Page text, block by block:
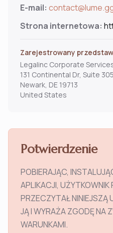
E-mail:
Strona internetowa:
Zarejestrowany
Legalinc Corporate
131 Continental Dr, Suite 305
Newark, DE 19713
United States
Potwierdzenie
POBIERAJĄC,
APLIKACJI,
PRZECZYTAŁ NINIEJSZĄ
JĄ I WYRAŻA ZGODĘ NA
WARUNKAMI.